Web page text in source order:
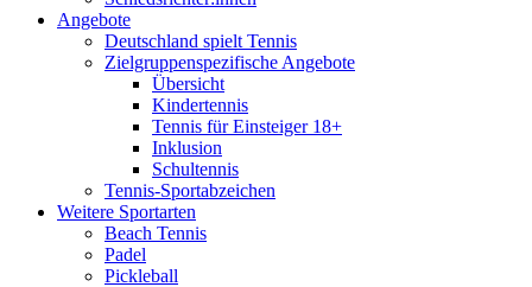
Angebote
Deutschland spielt Tennis
Zielgruppenspezifische Angebote
Übersicht
Kindertennis
Tennis für Einsteiger 18+
Inklusion
Schultennis
Tennis-Sportabzeichen
Weitere Sportarten
Beach Tennis
Padel
Pickleball